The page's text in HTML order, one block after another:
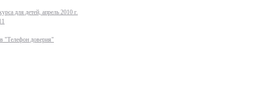
для детей, апрель 2010 г.
"Телефон доверия"